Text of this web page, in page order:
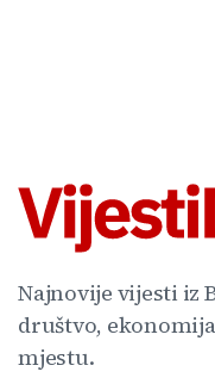
Najnovije vijesti iz
društvo,
mjestu.